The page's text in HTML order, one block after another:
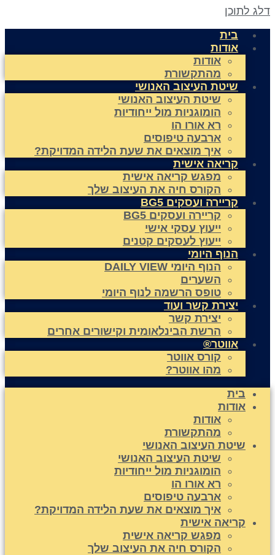
לתוכן
בית
אודות
אודות
מהתקשורת
שיטת העיצוב האנושי
שיטת העיצוב האנושי
הומוגניות מול ייחודיות
רא אורו הו
ארבעה טיפוסים
איך מוצאים את שעת הלידה המדויקת?
קריאה אישית
מפגש קריאה אישית
הקורס חיה את העיצוב שלך
קריירה ועסקים BG5
קריירה ועסקים BG5
ייעוץ עסקי אישי
ייעוץ לעסקים קטנים
הנוף היומי
הנוף היומי DAILY VIEW
השערים
טופס הרשמה לנוף היומי
יצירת קשר ועוד
יצירת קשר
הרשת הבינלאומית וקישורים אחרים
אווטר®
קורס אווטר
מהו אווטר?
בית
אודות
אודות
מהתקשורת
שיטת העיצוב האנושי
שיטת העיצוב האנושי
הומוגניות מול ייחודיות
רא אורו הו
ארבעה טיפוסים
איך מוצאים את שעת הלידה המדויקת?
קריאה אישית
מפגש קריאה אישית
הקורס חיה את העיצוב שלך